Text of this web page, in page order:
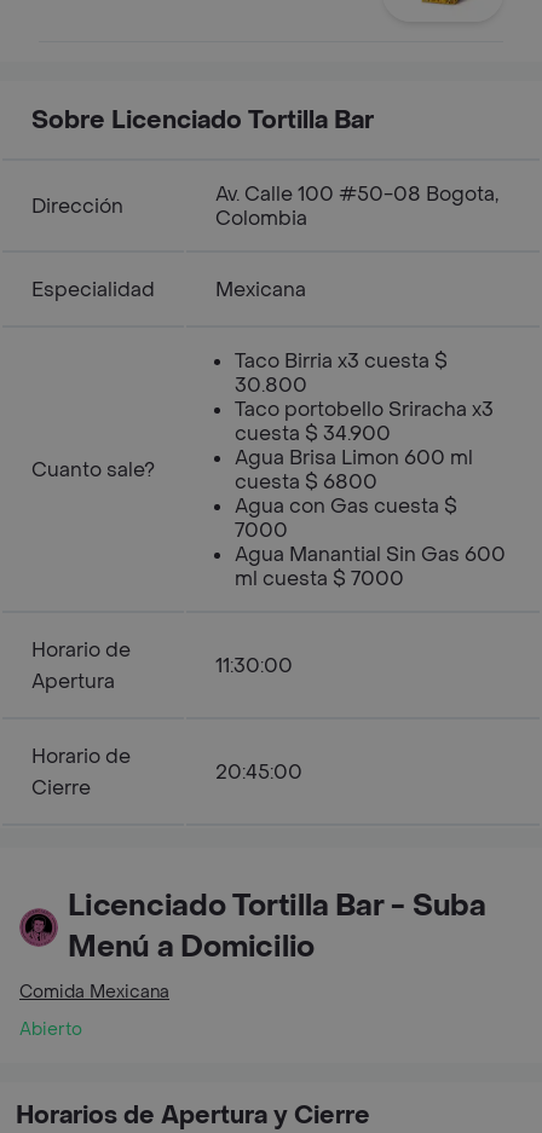
Sobre Licenciado Tortilla Bar
Dirección
Av. Calle 100 #50-08 Bogota,
Colombia
Especialidad Mexicana
Cuanto sale?
Taco Birria x3 cuesta $
30.800
Taco portobello Sriracha x3
cuesta $ 34.900
Agua Brisa Limon 600 ml
cuesta $ 6800
Agua con Gas cuesta $
7000
Agua Manantial Sin Gas 600
ml cuesta $ 7000
Horario de
Apertura
11:30:00
Horario de
Cierre
20:45:00
Licenciado Tortilla Bar - Suba
Menú a Domicilio
Comida Mexicana
Abierto
Horarios de Apertura y Cierre